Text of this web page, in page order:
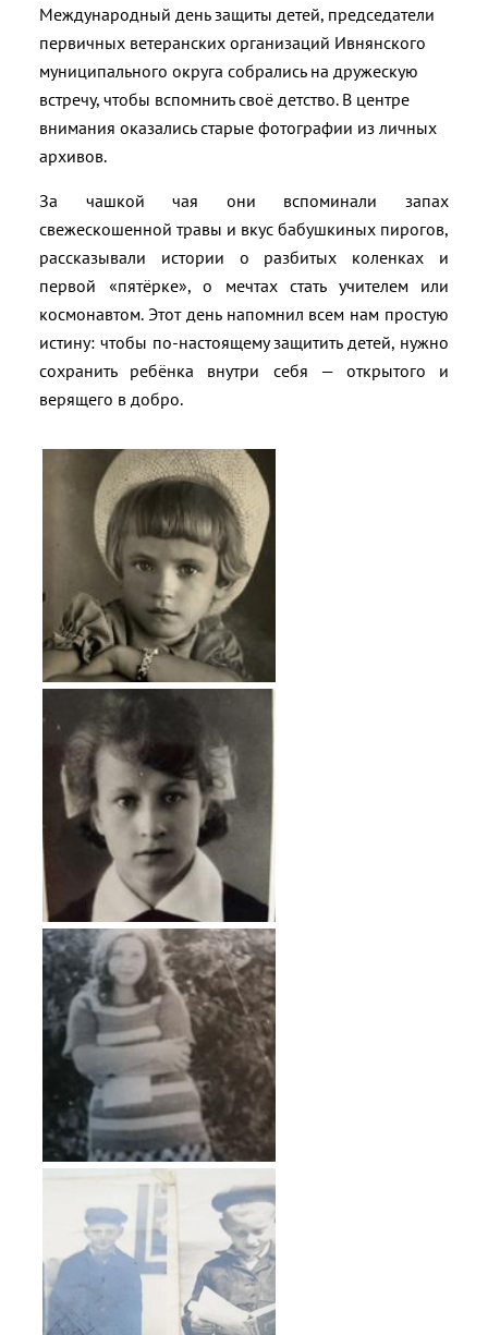
Международный день защиты детей, председатели
первичных ветеранских организаций Ивнянского
муниципального округа собрались на дружескую
встречу, чтобы вспомнить своё детство. В центре
внимания оказались старые фотографии из личных
архивов.
За чашкой чая они вспоминали запах
свежескошенной травы и вкус бабушкиных пирогов,
рассказывали истории о разбитых коленках и
первой «пятёрке», о мечтах стать учителем или
космонавтом. Этот день напомнил всем нам простую
истину: чтобы по-настоящему защитить детей, нужно
сохранить ребёнка внутри себя — открытого и
верящего в добро.